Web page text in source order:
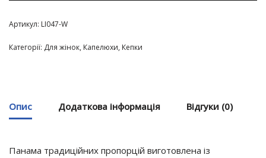
Артикул: LI047-W
Категорії: Для жінок, Капелюхи, Кепки
Опис Додаткова інформація Відгуки (0)
Панама традиційних пропорцій виготовлена із